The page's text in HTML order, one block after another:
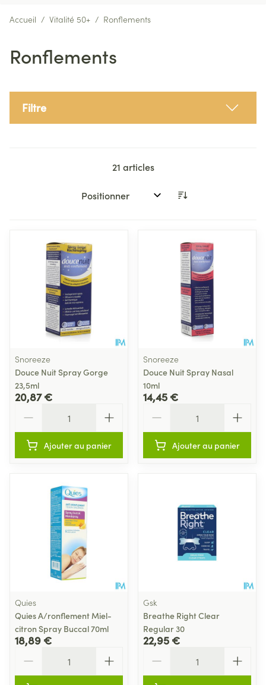
Accueil / Vitalité 50+ / Ronflements
Ronflements
Filtre
21 articles
Trier par:
Snoreeze
Douce Nuit Spray Gorge
23,5ml
20,87 €
Ajouter au panier
Snoreeze
Douce Nuit Spray Nasal
10ml
14,45 €
Ajouter au panier
Quies
Quies A/ronflement Miel-
citron Spray Buccal 70ml
18,89 €
Gsk
Breathe Right Clear
Regular 30
22,95 €